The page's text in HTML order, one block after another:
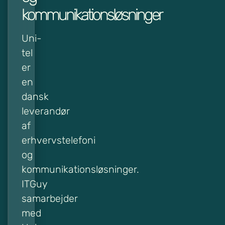
kommunikationsløsninger
Uni-
tel
er
en
dansk
leverandør
af
erhvervstelefoni
og
kommunikationsløsninger.
ITGuy
samarbejder
med